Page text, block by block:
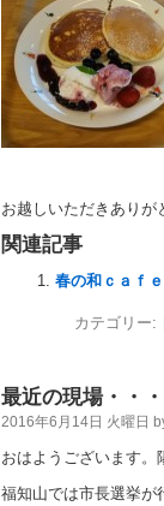
お越しいただきあり
関連記事
春の和ｃａｆ
カテゴリー:
最近の現場・・・
2016年6月14日 火曜日
おはようございます。
福知山では市長選挙が